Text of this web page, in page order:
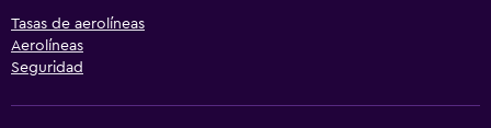
Tasas de aerolíneas
Aerolíneas
Seguridad